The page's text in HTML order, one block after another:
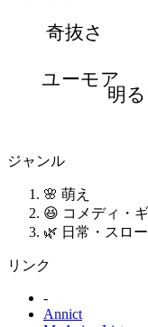
明る
ユーモア
奇抜さ
ジャンル
🌸 萌え
😆 コメディ・
🌿 日常・スロ
リンク
-
Annict